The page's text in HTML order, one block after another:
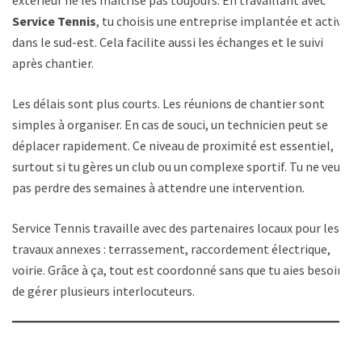
Service Tennis, tu choisis une entreprise implantée et active
dans le sud-est. Cela facilite aussi les échanges et le suivi
après chantier.
Les délais sont plus courts. Les réunions de chantier sont
simples à organiser. En cas de souci, un technicien peut se
déplacer rapidement. Ce niveau de proximité est essentiel,
surtout si tu gères un club ou un complexe sportif. Tu ne veux
pas perdre des semaines à attendre une intervention.
Service Tennis travaille avec des partenaires locaux pour les
travaux annexes : terrassement, raccordement électrique,
voirie. Grâce à ça, tout est coordonné sans que tu aies besoin
de gérer plusieurs interlocuteurs.